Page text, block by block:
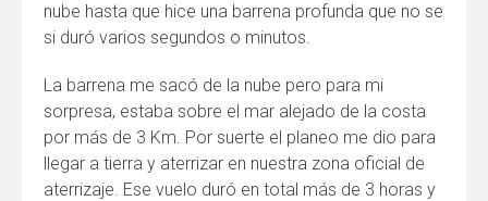
nube hasta que hice una barrena profunda que no se
si duró varios segundos o minutos.
La barrena me sacó de la nube pero para mi
sorpresa, estaba sobre el mar alejado de la costa
por más de 3 Km. Por suerte el planeo me dio para
llegar a tierra y aterrizar en nuestra zona oficial de
aterrizaje. Ese vuelo duró en total más de 3 horas y